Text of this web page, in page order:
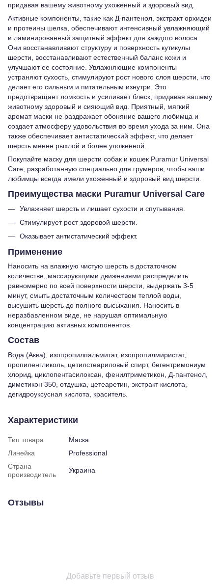
придавая вашему животному ухоженный и здоровый вид.
Активные компоненты, такие как Д-пантенол, экстракт орхидеи
и протеины шелка, обеспечивают интенсивный увлажняющий
и ламинированный защитный эффект для каждого волоса.
Они восстанавливают структуру и поверхность кутикулы
шерсти, восстанавливают естественный баланс кожи и
улучшают ее состояние. Увлажняющие компоненты
устраняют сухость, стимулируют рост нового слоя шерсти, что
делает его сильным и питательным изнутри. Это
предотвращает ломкость и усиливает блеск, придавая вашему
животному здоровый и сияющий вид. Приятный, мягкий
аромат маски не раздражает обоняние вашего любимца и
создает атмосферу удовольствия во время ухода за ним. Она
также обеспечивает антистатический эффект, что делает
шерсть менее рыхлой и более уложенной.
Покупайте маску для шерсти собак и кошек Puramur Universal
Care, разработанную специально для грумеров, чтобы ваши
любимцы всегда имели ухоженный и здоровый вид шерсти.
Преимущества маски Puramur Universal Care
Увлажняет шерсть и лишает сухости и спутывания.
Стимулирует рост здоровой шерсти.
Оказывает антистатический эффект.
Применение
Наносить на влажную чистую шерсть в достаточном
количестве, массирующими движениями распределить
равномерно по всей поверхности шерсти, выдержать 3-5
минут, смыть достаточным количеством теплой воды,
высушить шерсть до полного высыхания. Наносить в
неразбавленном виде, не нарушая оптимальную
концентрацию активных компонентов.
Состав
Вода (Аква), изопропилпальмитат, изопропилмиристат,
пропиленгликоль, цетилстеариловый спирт, бегентримониум
хлорид, циклопентасилоксан, фенилтриметикон, Д-пантенол,
диметикон 350, отдушка, цетеаретин, экстракт кислота,
дегидроуксусная кислота, краситель.
Характеристики
Тип товара
Маска
Линейка
Professional
Страна
производитель
Украина
Отзывы
Добавьте первый отзыв